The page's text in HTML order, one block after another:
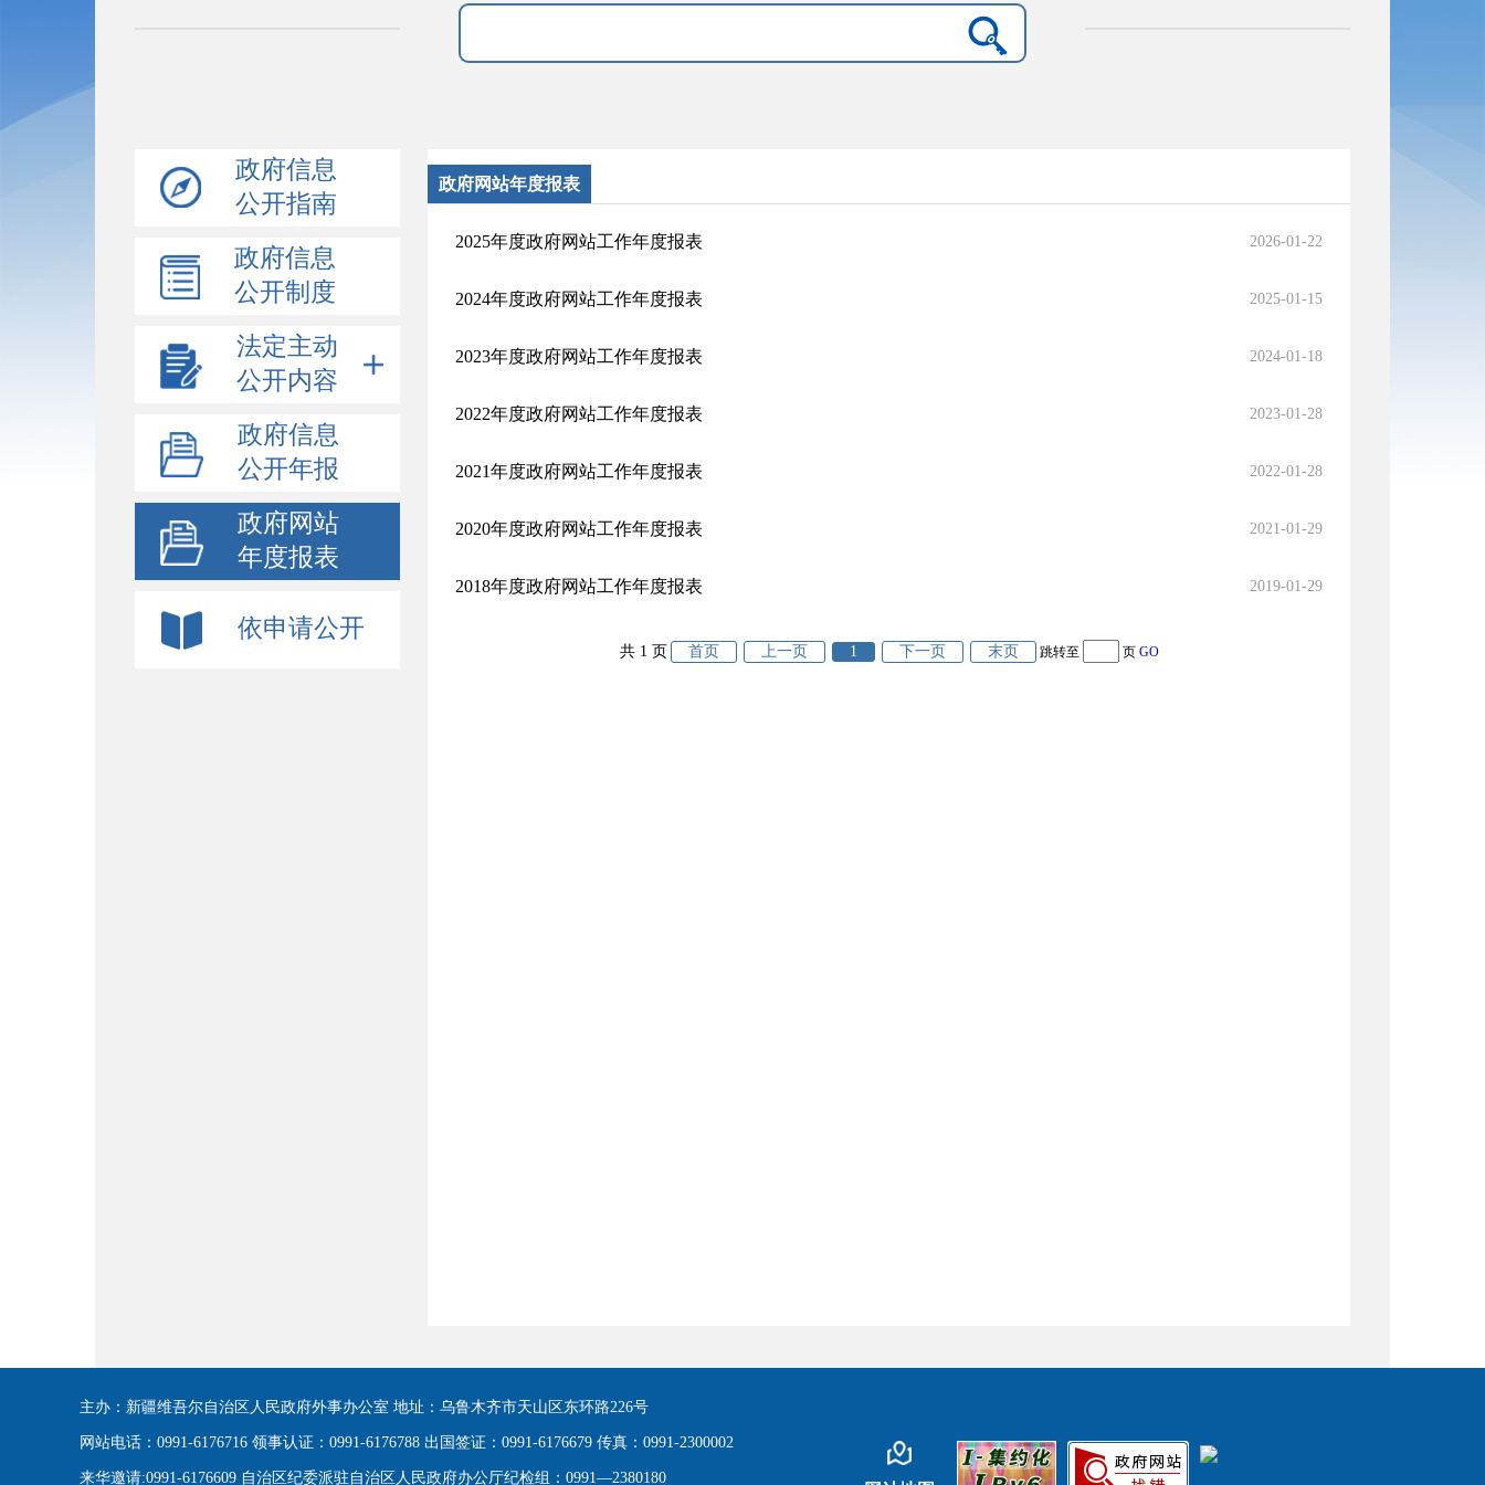
政府信息
公开指南
政府信息
公开制度
法定主动
公开内容
政府信息
公开年报
政府网站
年度报表
依申请公开
政府网站年度报表
2025年度政府网站工作年度报表 2026-01-22
2024年度政府网站工作年度报表 2025-01-15
2023年度政府网站工作年度报表 2024-01-18
2022年度政府网站工作年度报表 2023-01-28
2021年度政府网站工作年度报表 2022-01-28
2020年度政府网站工作年度报表 2021-01-29
2018年度政府网站工作年度报表 2019-01-29
共 1 页 首页 上一页 1 下一页 末页 跳转至 页 GO
主办：新疆维吾尔自治区人民政府外事办公室 地址：乌鲁木齐市天山区东环路226号
网站电话：0991-6176716 领事认证：0991-6176788 出国签证：0991-6176679 传真：0991-2300002
来华邀请:0991-6176609 自治区纪委派驻自治区人民政府办公厅纪检组：0991—2380180